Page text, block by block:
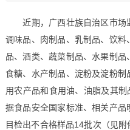
近期，广西壮族自治区市场
调味品、肉制品、乳制品、饮料
品、酒类、蔬菜制品、水果制品
食糖、水产制品、淀粉及淀粉
用农产品和食用油、油脂及其
据食品安全国家标准、相关产
目检出不合格样品14批次（见